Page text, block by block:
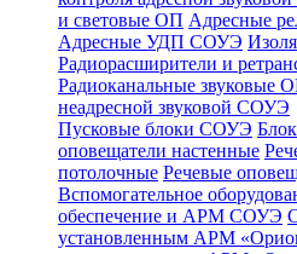
и световые ОП Адресные
Адресные УДП СОУЭ
Радиорасширители и
Радиоканальные звуковые
неадресной звуковой СОУЭ
Пусковые блоки СОУЭ
оповещатели настенные
потолочные Речевые
Вспомогательное
обеспечение и АРМ СОУЭ
установленным АРМ